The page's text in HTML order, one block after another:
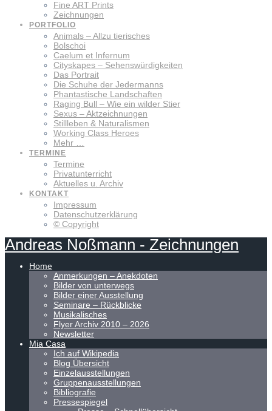
Fine ART Prints
Zeichnungen
PORTFOLIO
Animals – Allzu tierisches
Bolschoi
Caelum et Infernum
Cityskapes – Sehenswürdigkeiten
Das Portrait
Die Schuhe der Jedermanns
Phantastische Landschaften
Raging Bull – Wie ein wilder Stier
Sexus – Aktzeichnungen
Stillleben & Naturalismen
Working Class Heroes
Mehr …
TERMINE
Termine
Privatunterricht
Aktuelles u. Archiv
KONTAKT
Impressum
Datenschutzerklärung
© Copyright
Andreas Noßmann - Zeichnungen
Home
Anmerkungen – Anekdoten
Bilder von unterwegs
Bilder einer Ausstellung
Seminare – Rückblicke
Musikalisches
Flyer Archiv 2010 – 2026
Newsletter
Mia Casa
Ich auf Wikipedia
Blog Übersicht
Einzelausstellungen
Gruppenausstellungen
Bibliografie
Pressespiegel